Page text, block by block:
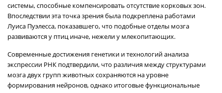
системы, способные компенсировать отсутствие корковых зон.
Впоследствии эта точка зрения была подкреплена работами
Луиса Пуэлесса, показавшего, что подобные отделы мозга
развиваются у птиц иначе, нежели у млекопитающих.
Современные достижения генетики и технологий анализа
экспрессии РНК подтвердили, что различия между структурами
мозга двух групп животных сохраняются на уровне
формирования нейронов, однако итоговые функциональные